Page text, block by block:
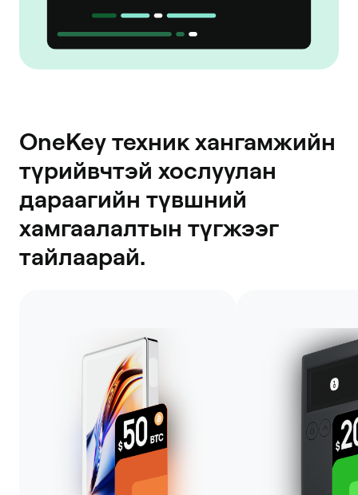
OneKey техник хангамжийн
түрийвчтэй хослуулан
дараагийн түвшний
хамгаалалтын түгжээг
тайлаарай.